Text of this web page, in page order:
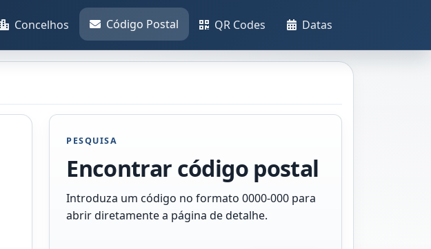
Concelhos Código Postal QR Codes Datas
PESQUISA
Encontrar código postal
Introduza um código no formato 0000-000 para
abrir diretamente a página de detalhe.